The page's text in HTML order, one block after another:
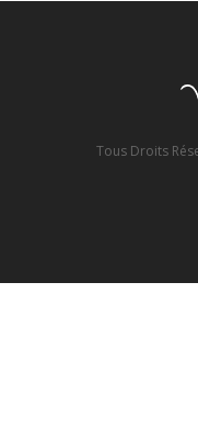
Tous Droits